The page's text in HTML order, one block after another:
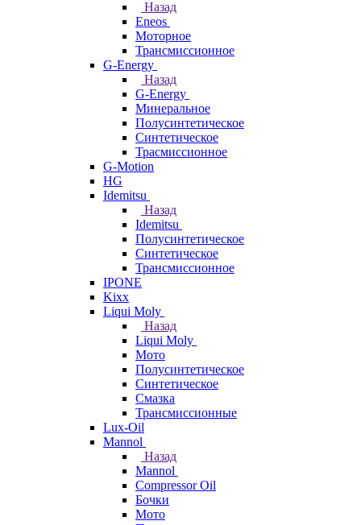
Назад
Eneos
Моторное
Трансмиссионное
G-Energy
Назад
G-Energy
Минеральное
Полусинтетическое
Синтетическое
Трасмиссионное
G-Motion
HG
Idemitsu
Назад
Idemitsu
Полусинтетическое
Синтетическое
Трансмиссионное
IPONE
Kixx
Liqui Moly
Назад
Liqui Moly
Мото
Полусинтетическое
Синтетическое
Смазка
Трансмиссионные
Lux-Oil
Mannol
Назад
Mannol
Compressor Oil
Бочки
Мото